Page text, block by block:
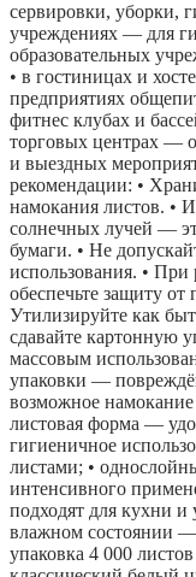
сервировки, уборки,
учреждениях — для
образовательных
• в гостиницах и
предприятиях
фитнес клубах и
торговых центрах —
и выездных
рекомендации: •
намокания листов. •
солнечных лучей —
бумаги. • Не
использования. •
обеспечьте защиту
Утилизируйте как
сдавайте картонную
массовым
упаковки —
возможное
листовая форма —
гигиеничное
листами; •
интенсивного
подходят для кухни и
влажном состоянии —
упаковка 4 000